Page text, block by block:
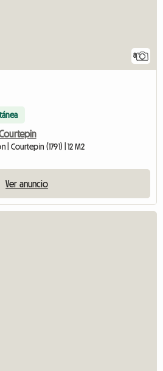
8
| Courtepin (1791) | 12 M2
Ver anuncio